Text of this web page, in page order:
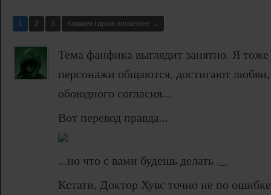
1 2 3 Комментарии посвежее →
Тема фанфика выглядит занятно. Я
персонажи общаются, достигают
обоюдного согласия...
Вот перевод правда...
...но что с вами будешь делать ._.
Кстати, Доктор Хувс точно не по